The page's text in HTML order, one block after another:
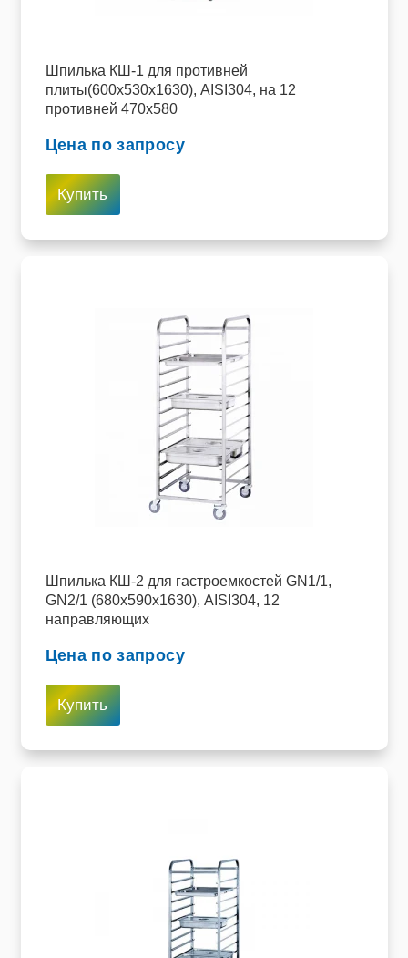
Робототехника
Спортивное оборудование и инвентарь
Фото, видео и аксессуары
Цифровые лаборатории
Шпилька КШ-1 для противней
плиты(600х530х1630), AISI304, на 12
противней 470х580
Цена по запросу
Купить
Шпилька КШ-2 для гастроемкостей GN1/1,
GN2/1 (680х590х1630), AISI304, 12
направляющих
Цена по запросу
Купить